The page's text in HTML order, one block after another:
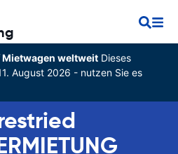
Mietwagen weltweitDieses
August 2026 - nutzen Sie es